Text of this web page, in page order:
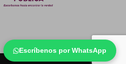
Escríbenos por WhatsApp